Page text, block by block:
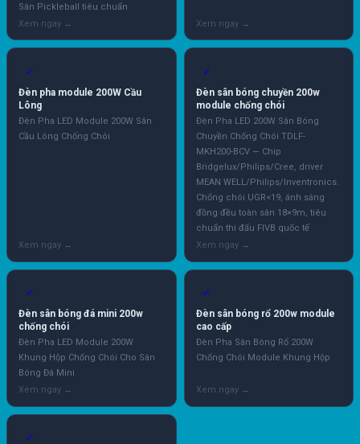
Sân Pickleball tiêu chuẩn
✓
Đèn pha module 200W Cầu
Lông
Đèn Pha LED Module 200W Sân
Cầu Lông Chống Chói
✓
Đèn sân bóng chuyền 200w
module chống chói
Đèn Pha LED 200W Sân Bóng
Chuyền Chống Chói TDLF-
MKH200-BCV — Chip
Bridgelux/Philips/Cree, driver
MEAN WELL/Philips/Inventronics.
Chống chói UGR<19, ánh sáng
đồng đều toàn sân 18×9m, tiêu
chuẩn thi đấu FIVB quốc tế
✓
Đèn sân bóng đá mini 200w
chống chói
Đèn Pha LED Module 200W
Khung Hộp Chống Chói Cho Sân
Bóng Đá Mini
✓
Đèn sân bóng rổ 200w module
cao cấp
Đèn Pha Sân Bóng Rổ 200W
Chống Chói Module Khung Hộp
✓